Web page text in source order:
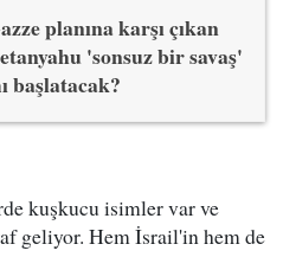
planına karşı çıkan
'sonsuz bir savaş'
başlatacak?
kuşkucu isimler var ve
geliyor. Hem İsrail'in hem de